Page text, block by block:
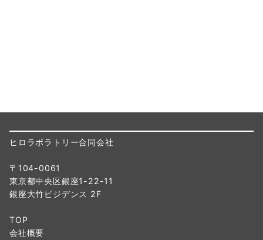
ヒロラボラトリー合同会社
〒104-0061
東京都中央区銀座1-22-11
銀座大竹ビジデンス 2F
TOP
会社概要